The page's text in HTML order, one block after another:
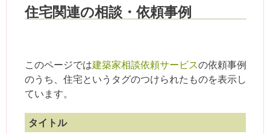
住宅関連の相談・依頼事例
このページでは建築家相談依頼サービスの依頼事例
のうち、住宅というタグのつけられたものを表示し
ています。
タイトル